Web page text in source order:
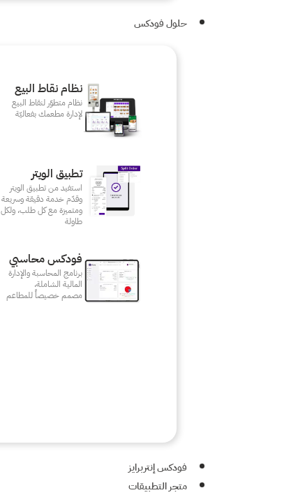
حلول فودكس
نظام نقاط البيع
نظام متطوّر لنقاط البيع
لإدارة مطعمك بفعاليّة
تطبيق الويتر
استفيد من تطبيق الويتر
وقدّم خدمة دقيقة وسريعة
ومتميزة مع كل طلب، ولكل
طاولة
فودكس محاسبي
برنامج المحاسبة والإدارة
المالية الشاملة،
مصمم خصيصاً للمطاعم
فودكس إنتربرايز
متجر التطبيقات